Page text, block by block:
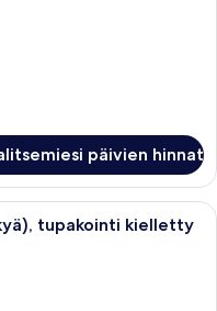
päivien hinnat
jossa on kaksi
tupakointi kielletty